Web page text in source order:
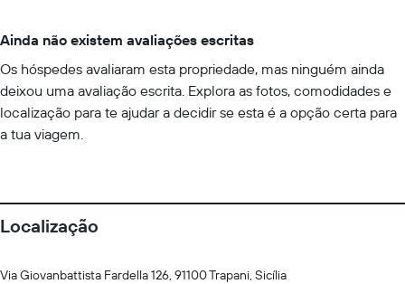
Ainda não existem avaliações escritas
Os hóspedes avaliaram esta propriedade, mas ninguém ainda
deixou uma avaliação escrita. Explora as fotos, comodidades e
localização para te ajudar a decidir se esta é a opção certa para
a tua viagem.
Localização
Via Giovanbattista Fardella 126, 91100 Trapani, Sicília